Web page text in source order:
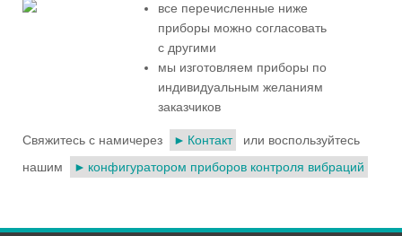
все перечисленные ниже
приборы можно согласовать
с другими
мы изготовляем приборы по
индивидуальным желаниям
заказчиков
Свяжитесь с намичерез Контакт
или воспользуйтесь
нашим
конфигуратором приборов контроля вибраций